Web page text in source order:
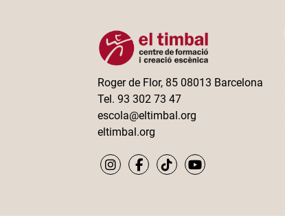
Roger de Flor, 85 08013 Barcelona
Tel. 93 302 73 47
escola@eltimbal.org
eltimbal.org